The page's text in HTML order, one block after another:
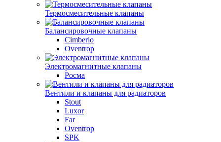
Термосмесительные клапаны
Балансировочные клапаны
Cimberio
Oventrop
Электромагнитные клапаны
Росма
Вентили и клапаны для радиаторов
Stout
Luxor
Far
Oventrop
SPK